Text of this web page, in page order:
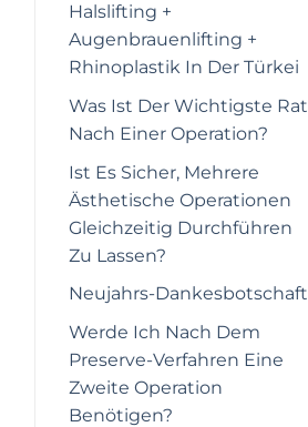
Halslifting +
Augenbrauenlifting +
Rhinoplastik In Der Türkei
Was Ist Der Wichtigste Rat
Nach Einer Operation?
Ist Es Sicher, Mehrere
Ästhetische Operationen
Gleichzeitig Durchführen
Zu Lassen?
Neujahrs-Dankesbotschaft
Werde Ich Nach Dem
Preserve-Verfahren Eine
Zweite Operation
Benötigen?